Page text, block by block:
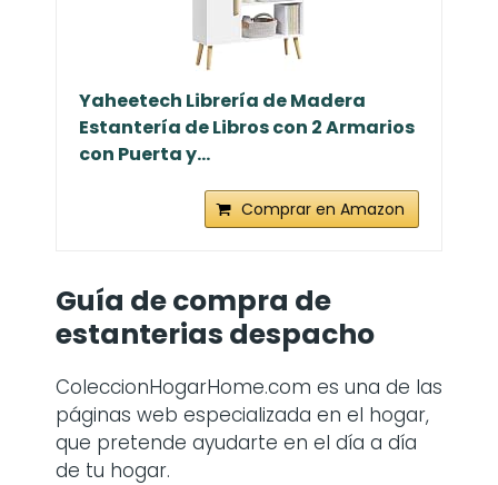
Yaheetech Librería de Madera
Estantería de Libros con 2 Armarios
con Puerta y...
Comprar en Amazon
Guía de compra de
estanterias despacho
ColeccionHogarHome.com es una de las
páginas web especializada en el hogar,
que pretende ayudarte en el día a día
de tu hogar.